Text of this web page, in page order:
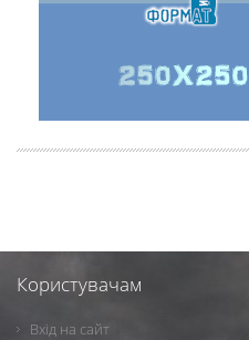
Користувачам
Вхід на сайт